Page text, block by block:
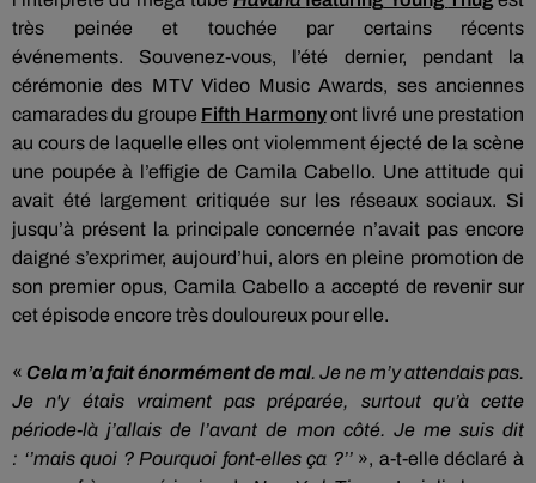
très peinée et touchée par certains récents
événements.
Souvenez-vous, l’été dernier, pendant la
cérémonie des MTV Video Music Awards, ses anciennes
camarades du groupe Fifth Harmonyont livré une prestation
au cours de laquelle elles ont violemment éjecté de la scène
une poupée à l’effigie de Camila Cabello. Une attitude qui
avait été largement critiquée sur les réseaux sociaux. Si
jusqu’à présent la principale concernée n’avait pas encore
daigné s’exprimer, aujourd’hui, alors en pleine promotion de
son premier opus, Camila Cabello a accepté de revenir sur
cet épisode encore très douloureux pour elle.
« Cela m’a fait énormément de mal. Je ne m’y attendais pas.
Je n'y étais vraiment pas préparée, surtout qu’à cette
période-là j’allais de l’avant de mon côté. Je me suis dit
: ‘’mais quoi ?Pourquoi font-elles ça ?’’», a-t-elle déclaré à